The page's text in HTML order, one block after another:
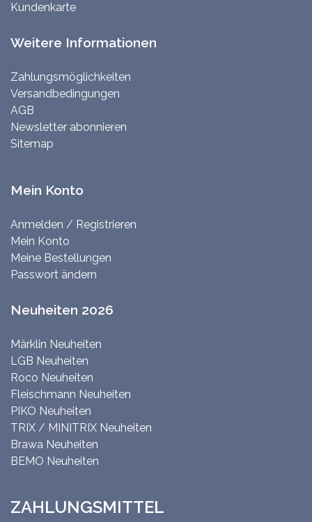
Kundenkarte
Weitere Informationen
Zahlungsmöglichkeiten
Versandbedingungen
AGB
Newsletter abonnieren
Sitemap
Mein Konto
Anmelden / Registrieren
Mein Konto
Meine Bestellungen
Passwort ändern
Neuheiten 2026
Märklin Neuheiten
LGB Neuheiten
Roco Neuheiten
Fleischmann Neuheiten
PIKO Neuheiten
TRIX / MINITRIX Neuheiten
Brawa Neuheiten
BEMO Neuheiten
ZAHLUNGSMITTEL